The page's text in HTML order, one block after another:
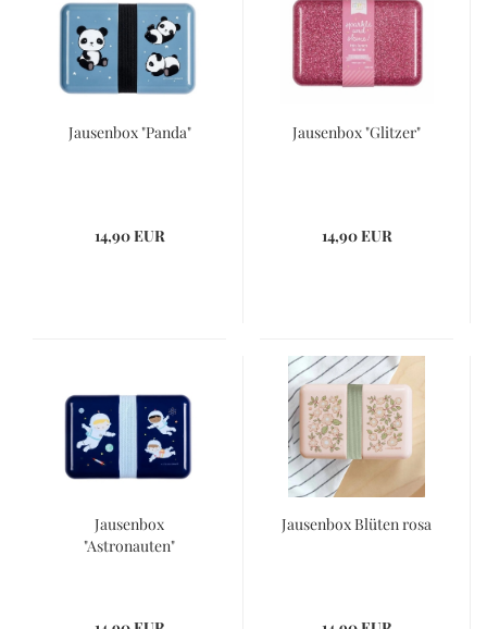
Jausenbox "Panda"
14,90 EUR
Jausenbox "Glitzer"
14,90 EUR
Jausenbox
"Astronauten"
Jausenbox Blüten rosa